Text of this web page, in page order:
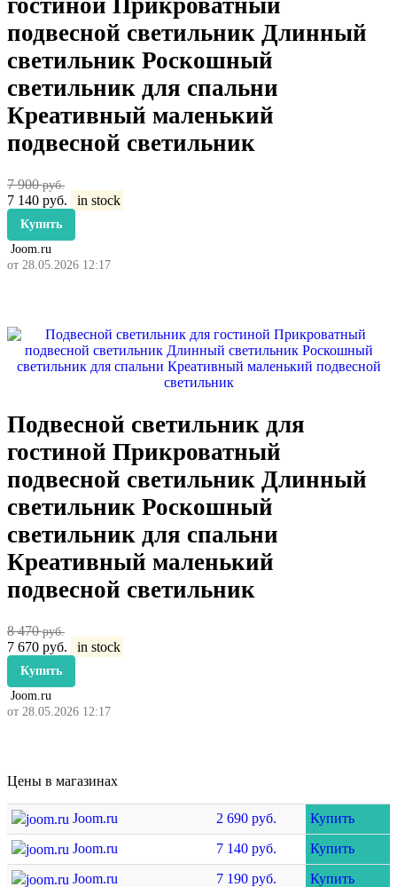
подвесной светильник Длинный
светильник Роскошный
светильник для спальни
Креативный маленький
подвесной светильник
7 900руб.
7 140 руб. in stock
Купить
Joom.ru
от 28.05.2026 12:17
Подвесной светильник для
гостиной Прикроватный
подвесной светильник Длинный
светильник Роскошный
светильник для спальни
Креативный маленький
подвесной светильник
8 470руб.
7 670 руб. in stock
Купить
Joom.ru
от 28.05.2026 12:17
Цены в магазинах
Joom.ru 2 690 руб.
Купить
Joom.ru
7 140 руб.
Купить
Joom.ru
7 190 руб.
Купить